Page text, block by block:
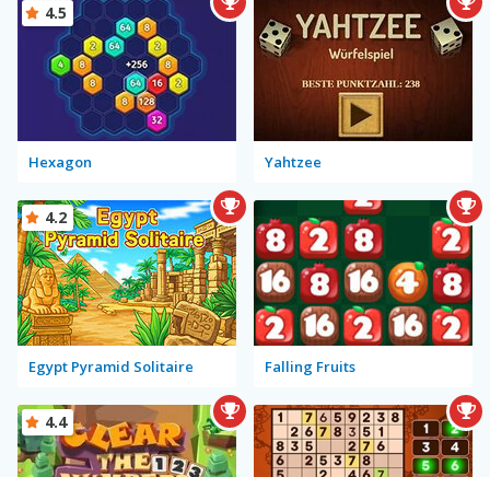
Hexagon
4.5
Yahtzee
Egypt Pyramid Solitaire
4.2
Falling Fruits
4.4